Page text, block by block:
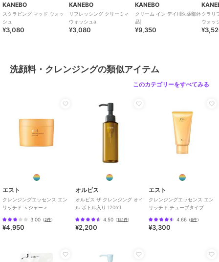
KANEBO
スクラビング マッド ウォッ
シュ
¥3,080
KANEBO
リフレッシング クリーミィ
ウォッシュa
¥3,080
KANEBO
クリーム イン デイII[医薬部外
品]
¥9,350
クラリ
ウォッ
洗顔料・クレンジングの類似アイテム
このカテゴリーをすべてみる
エスト
クレンジングエッセンス エン
リッチド ＜ジャー＞
3.00 （2件）
¥4,950
オルビス
オルビス ザ クレンジング オイ
ル ボトル入り 120mL
4.50 （181件）
¥2,200
エスト
クレンジングエッセンス エン
リッチド チューブタイプ
4.66（6件）
¥3,300